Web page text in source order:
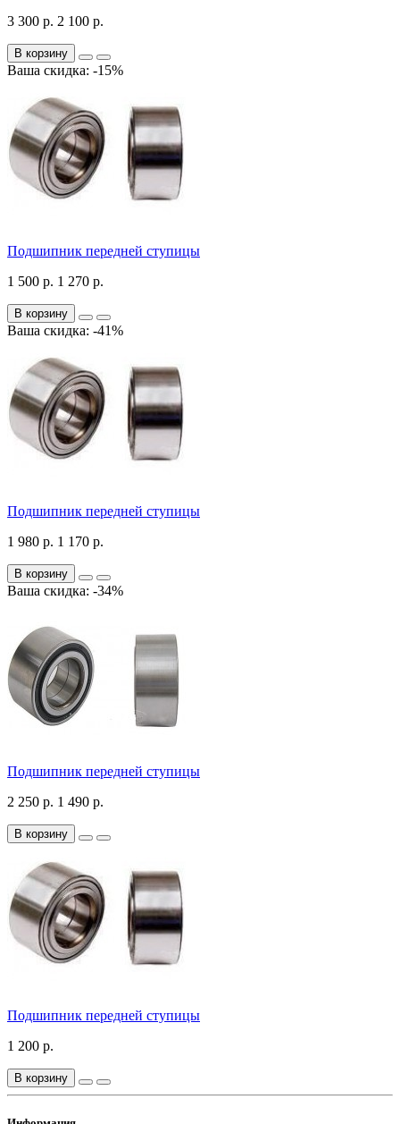
3 300 р. 2 100 р.
В корзину
Ваша скидка: -15%
Подшипник передней ступицы
1 500 р. 1 270 р.
В корзину
Ваша скидка: -41%
Подшипник передней ступицы
1 980 р. 1 170 р.
В корзину
Ваша скидка: -34%
Подшипник передней ступицы
2 250 р. 1 490 р.
В корзину
Подшипник передней ступицы
1 200 р.
В корзину